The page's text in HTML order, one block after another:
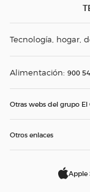
Tecnología, hogar,
Alimentación: 900
Otras webs del grupo El
Otros enlaces
Apple